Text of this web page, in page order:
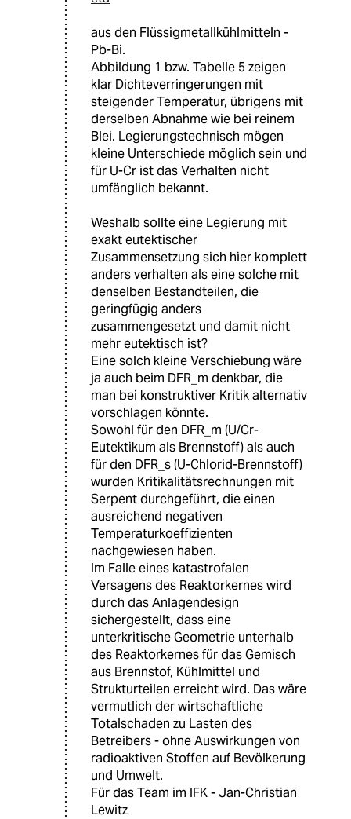
aus den Flüssigmetallkühlmitteln -
Pb-Bi.
Abbildung 1 bzw. Tabelle 5 zeigen
klar Dichteverringerungen mit
steigender Temperatur, übrigens mit
derselben Abnahme wie bei reinem
Blei. Legierungstechnisch mögen
kleine Unterschiede möglich sein und
für U-Cr ist das Verhalten nicht
umfänglich bekannt.
Weshalb sollte eine Legierung mit
exakt eutektischer
Zusammensetzung sich hier komplett
anders verhalten als eine solche mit
denselben Bestandteilen, die
geringfügig anders
zusammengesetzt und damit nicht
mehr eutektisch ist?
Eine solch kleine Verschiebung wäre
ja auch beim DFR_m denkbar, die
man bei konstruktiver Kritik alternativ
vorschlagen könnte.
Sowohl für den DFR_m (U/Cr-
Eutektikum als Brennstoff) als auch
für den DFR_s (U-Chlorid-Brennstoff)
wurden Kritikalitätsrechnungen mit
Serpent durchgeführt, die einen
ausreichend negativen
Temperaturkoeffizienten
nachgewiesen haben.
Im Falle eines katastrofalen
Versagens des Reaktorkernes wird
durch das Anlagendesign
sichergestellt, dass eine
unterkritische Geometrie unterhalb
des Reaktorkernes für das Gemisch
aus Brennstof, Kühlmittel und
Strukturteilen erreicht wird. Das wäre
vermutlich der wirtschaftliche
Totalschaden zu Lasten des
Betreibers - ohne Auswirkungen von
radioaktiven Stoffen auf Bevölkerung
und Umwelt.
Für das Team im IFK - Jan-Christian
Lewitz